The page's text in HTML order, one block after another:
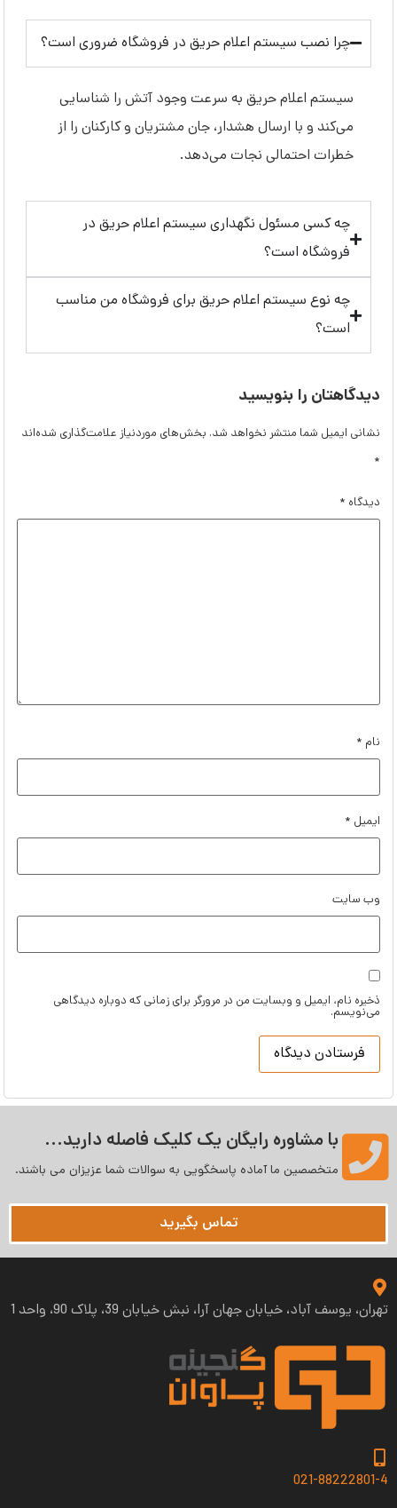
چرا نصب سیستم اعلام حریق در فروشگاه ضروری است؟
سیستم اعلام حریق به سرعت وجود آتش را شناسایی
می‌کند و با ارسال هشدار، جان مشتریان و کارکنان را از
خطرات احتمالی نجات می‌دهد.
چه کسی مسئول نگهداری سیستم اعلام حریق در
فروشگاه است؟
چه نوع سیستم اعلام حریق برای فروشگاه من مناسب
است؟
دیدگاهتان را بنویسید
نشانی ایمیل شما منتشر نخواهد شد. بخش‌های موردنیاز علامت‌گذاری شده‌اند
*
دیدگاه *
نام *
ایمیل *
وب‌ سایت
ذخیره نام، ایمیل و وبسایت من در مرورگر برای زمانی که دوباره دیدگاهی
می‌نویسم.
با مشاوره رایگان یک کلیک فاصله دارید...
متخصصین ما آماده پاسخگویی به سوالات شما عزیزان می‌ باشند.
تماس بگیرید
تهران، یوسف آباد، خیابان جهان آرا، نبش خیابان 39، پلاک 90، واحد 1
021-88222801-4